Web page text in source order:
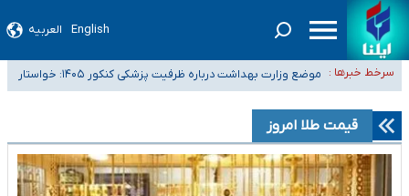
English العربیه
سرخط خبرها :
۴۰ تا ۵۰ روز گرمای نسبی در پیش داریم/ دمای تهران به ۳۸ درجه می‌رسد
موضع وزارت بهداشت درباره ظرفیت پزشکی کنکور ۱۴۰۵: خواستار
اصلاح ظرفیت‌ها هستیم، اما هنوز پاسخ مشخصی نگرفته‌ایم
تعویق آزمون ورودی دکترای تخصصی فرماندهی صحنه عملیات و دکترای
تخصصی جغرافیای نظامی دافوس آجا
خبرنگاران راویان حقیقت با دغدغه نان، مسکن و بیمه
آخرین وضعیت شیوع عفونت‌های تنفسی در کشور/ خوزستان و کرمان بالاتر از
آستانه هشدار
قیمت طلا امروز